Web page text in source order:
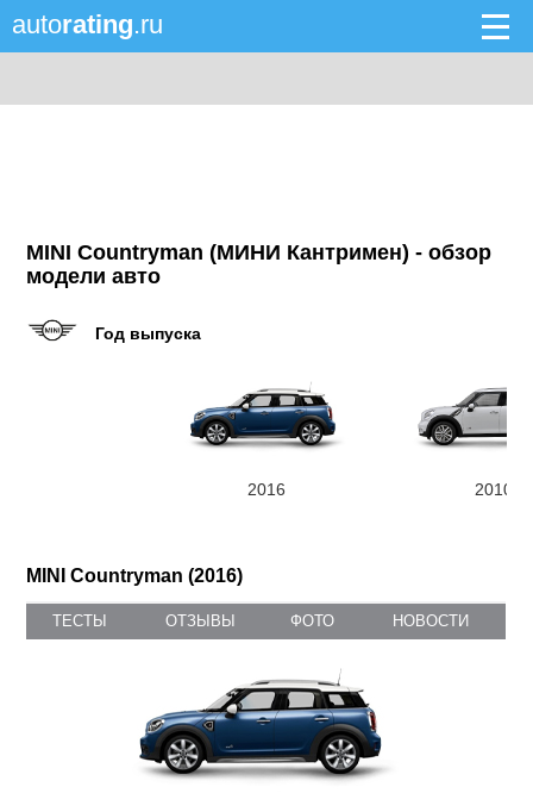
autorating.ru
MINI Countryman (МИНИ Кантримен) - обзор
модели авто
Год выпуска
2016 2010
MINI Countryman (2016)
ТЕСТЫ ОТЗЫВЫ ФОТО НОВОСТИ